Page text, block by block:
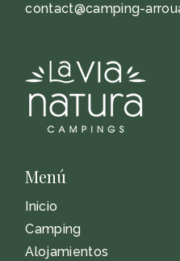
contact@camping-
Menú
Inicio
Camping
Alojamientos